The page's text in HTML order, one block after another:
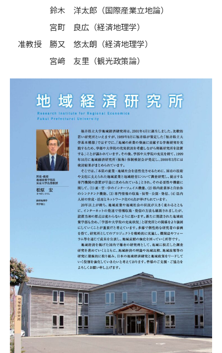
鈴木 洋太郎（国際産業立地論）
宮町 良広（経済地理学）
准教授 勝又 悠太朗（経済地理学）
宮﨑 友里（観光政策論）